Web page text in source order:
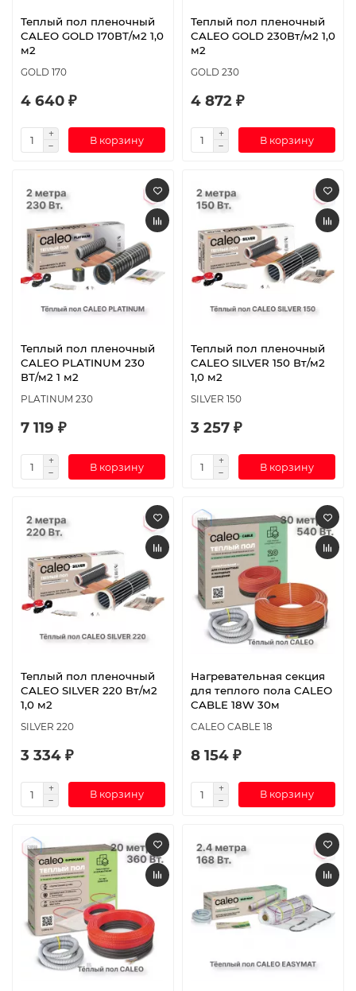
Теплый пол пленочный
CALEO GOLD 170ВТ/м2 1,0
м2
GOLD 170
4 640 ₽
В корзину
Теплый пол пленочный
CALEO GOLD 230Вт/м2 1,0
м2
GOLD 230
4 872 ₽
В корзину
Теплый пол пленочный
CALEO PLATINUM 230
ВТ/м2 1 м2
PLATINUM 230
7 119 ₽
В корзину
Теплый пол пленочный
CALEO SILVER 150 Вт/м2
1,0 м2
SILVER 150
3 257 ₽
В корзину
Теплый пол пленочный
CALEO SILVER 220 Вт/м2
1,0 м2
SILVER 220
3 334 ₽
В корзину
Нагревательная секция
для теплого пола CALEO
CABLE 18W 30м
CALEO CABLE 18
8 154 ₽
В корзину